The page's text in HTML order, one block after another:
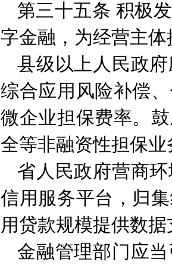
第三十五条 积极
字金融，为经营主
县级以上人民政
综合应用风险补偿
微企业担保费率。
全等非融资性担保业
省人民政府营商
信用服务平台，归
用贷款规模提供数据
金融管理部门应